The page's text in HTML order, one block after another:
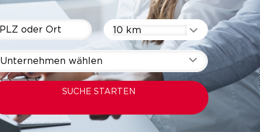
10 km
Unternehmen wählen
SUCHE STARTEN